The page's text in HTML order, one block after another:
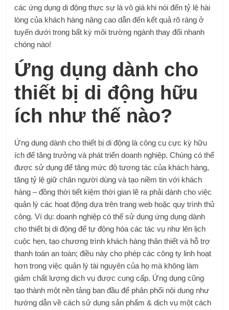
các ứng dụng di động thực sự là vô giá khi nói đến tỷ lệ hài
lòng của khách hàng nâng cao dẫn đến kết quả rõ ràng ở
tuyến dưới trong bất kỳ môi trường ngành thay đổi nhanh
chóng nào!
Ứng dụng dành cho
thiết bị di động hữu
ích như thế nào?
Ứng dụng dành cho thiết bị di động là công cụ cực kỳ hữu
ích để tăng trưởng và phát triển doanh nghiệp. Chúng có thể
được sử dụng để tăng mức độ tương tác của khách hàng,
tăng tỷ lệ giữ chân người dùng và tạo niềm tin với khách
hàng – đồng thời tiết kiệm thời gian lẽ ra phải dành cho việc
quản lý các hoạt động dựa trên trang web hoặc quy trình thủ
công. Ví dụ: doanh nghiệp có thể sử dụng ứng dụng dành
cho thiết bị di động để tự động hóa các tác vụ như lên lịch
cuộc hẹn, tạo chương trình khách hàng thân thiết và hỗ trợ
thanh toán an toàn; điều này cho phép các công ty linh hoạt
hơn trong việc quản lý tài nguyên của họ mà không làm
giảm chất lượng dịch vụ được cung cấp. Ứng dụng cũng
tạo thành một nền tảng ban đầu để phân phối nội dung như
hướng dẫn về cách sử dụng sản phẩm & dịch vụ một cách